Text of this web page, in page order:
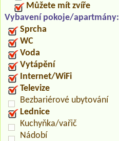
Můžete mít zvíře
Vybavení pokoje/apartmány:
Sprcha
WC
Voda
Vytápění
Internet/WiFi
Televize
Bezbariérové ubytování
Lednice
Kuchyňka/vařič
Nádobí